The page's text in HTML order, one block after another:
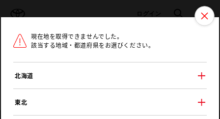
ログイン 検索 メニュ
ラインアップ オーナーサポート
現在地を取得できませんでした。
該当する地域・都道府県をお選びください。
北海道
東北
トヨタ認定中古車 メニュー